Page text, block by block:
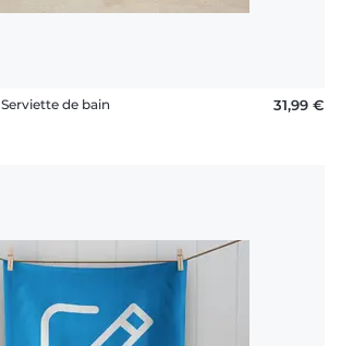
Serviette de bain 31,99 €